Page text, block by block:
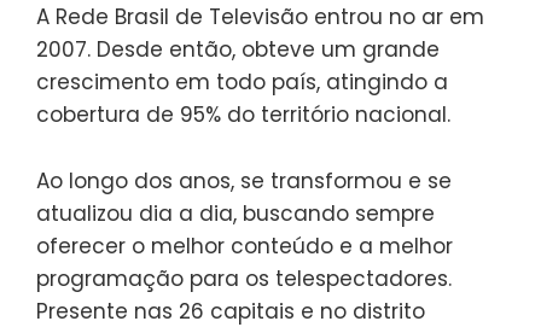
A Rede Brasil de Televisão entrou no ar em
2007. Desde então, obteve um grande
crescimento em todo país, atingindo a
cobertura de 95% do território nacional.
Ao longo dos anos, se transformou e se
atualizou dia a dia, buscando sempre
oferecer o melhor conteúdo e a melhor
programação para os telespectadores.
Presente nas 26 capitais e no distrito